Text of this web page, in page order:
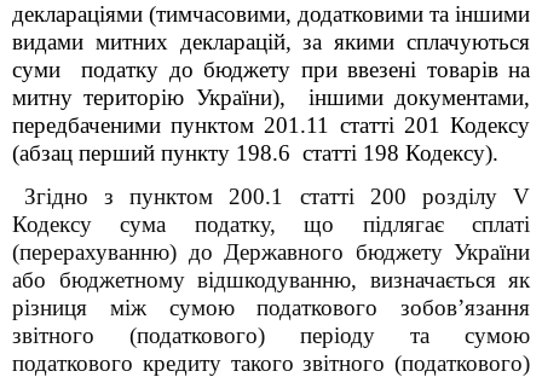
деклараціями (тимчасовими, додатковими та іншими
видами митних декларацій, за якими сплачуються
суми податку до бюджету при ввезені товарів на
митну територію України), іншими документами,
передбаченими пунктом 201.11 статті 201 Кодексу
(абзац перший пункту 198.6 статті 198 Кодексу).
Згідно з пунктом 200.1 статті 200 розділу V
Кодексу сума податку, що підлягає сплаті
(перерахуванню) до Державного бюджету України
або бюджетному відшкодуванню, визначається як
різниця між сумою податкового зобов’язання
звітного (податкового) періоду та сумою
податкового кредиту такого звітного (податкового)